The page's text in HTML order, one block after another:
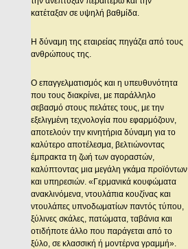
κατέταξαν σε υψηλή βαθμίδα.
Η δύναμη της εταιρείας πηγάζει από τους
ανθρώπους της.
Ο επαγγελματισμός και η υπευθυνότητα
που τους διακρίνει, με παράλληλο
σεβασμό στους πελάτες τους, με την
εξελιγμένη τεχνολογία που εφαρμόζουν,
αποτελούν την κινητήρια δύναμη για το
καλύτερο αποτέλεσμα, βελτιώνοντας
έμπρακτα τη ζωή των αγοραστών,
καλύπτοντας μια μεγάλη γκάμα προϊόντων
και υπηρεσιών. «Γερμανικά κουφώματα
ανακλινόμενα, ντουλάπια κουζίνας και
ντουλάπες υπνοδωματίων παντός τύπου,
ξύλινες σκάλες, πατώματα, ταβάνια και
οτιδήποτε άλλο που παράγεται από το
ξύλο, σε κλασσική ή μοντέρνα γραμμή».